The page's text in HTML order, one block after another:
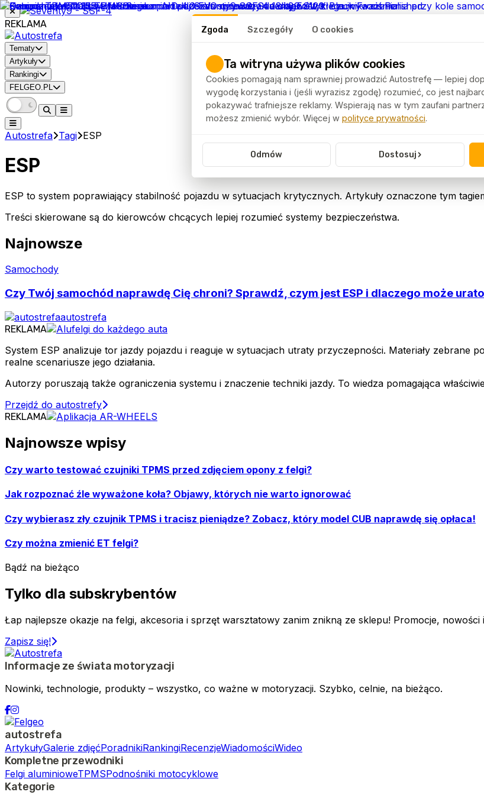
Zgoda Szczegóły O cookies
Ta witryna używa plików cookies
Cookies pomagają nam sprawniej prowadzić Autostrefę — lepiej
wygodę korzystania i (jeśli wyrazisz zgodę) rozumieć, co jest
pokazywać trafniejsze reklamy. Wspierają nas w tym zaufani
możesz zmienić wybór. Więcej w polityce prywatności.
Odmów Dostosuj ›
REKLAMA
Tematy
Artykuły
Rankingi
FELGEO.PL
Autostrefa Tagi ESP
ESP
ESP to system poprawiający stabilność pojazdu w sytuacjach krytycznych. Artykuły oznaczone tym
Treści skierowane są do kierowców chcących lepiej rozumieć systemy bezpieczeństwa.
Najnowsze
Samochody
Czy Twój samochód naprawdę Cię chroni? Sprawdź, czym jest ESP i dlaczego może
autostrefa
REKLAMA
System ESP analizuje tor jazdy pojazdu i reaguje w sytuacjach utraty przyczepności. Materiały zebrane
realne scenariusze jego działania.
Autorzy poruszają także ograniczenia systemu i znaczenie techniki jazdy. To wiedza pomagająca
Przejdź do autostrefy
REKLAMA
Najnowsze wpisy
Czy warto testować czujniki TPMS przed zdjęciem opony z felgi?
Jak rozpoznać źle wyważone koła? Objawy, których nie warto ignorować
Czy wybierasz zły czujnik TPMS i tracisz pieniądze? Zobacz, który model CUB naprawdę się opłaca!
Czy można zmienić ET felgi?
Bądź na bieżąco
Tylko dla subskrybentów
Łap najlepsze okazje na felgi, akcesoria i sprzęt warsztatowy zanim znikną ze sklepu! Promocje,
Zapisz się!
Informacje ze świata motoryzacji
Nowinki, technologie, produkty – wszystko, co ważne w motoryzacji. Szybko, celnie, na bieżąco.
autostrefa
ArtykułyGalerie zdjęćPoradnikiRankingiRecenzjeWiadomościWideo
Kompletne przewodniki
Felgi aluminioweTPMSPodnośniki motocyklowe
Kategorie